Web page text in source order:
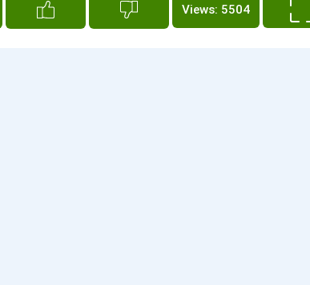
Views: 5504